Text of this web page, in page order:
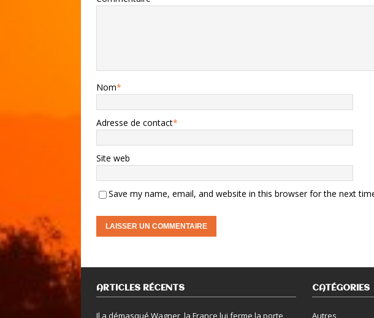
Nom*
Adresse de contact*
Site web
Save my name, email, and website in this browser for the next
ARTICLES RÉCENTS
Il a démasqué Wagner, la France lui ferme la porte
CATÉGORIES
Autres